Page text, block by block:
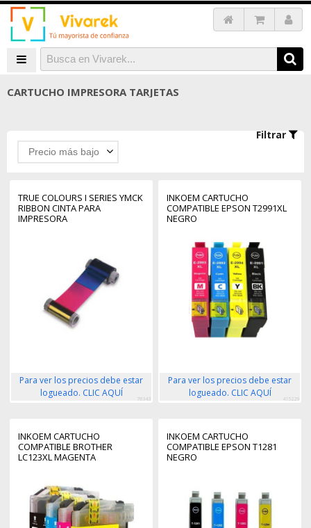
CARTUCHO IMPRESORA TARJETAS
Filtrar
Precio más bajo
TRUE COLOURS I SERIES YMCK
RIBBON CINTA PARA
IMPRESORA
Para ver los precios debe estar
logueado. CLIC AQUÍ
78343
INKOEM CARTUCHO
COMPATIBLE EPSON T2991XL
NEGRO
Para ver los precios debe estar
logueado. CLIC AQUÍ
415229
INKOEM CARTUCHO
COMPATIBLE BROTHER
LC123XL MAGENTA
INKOEM CARTUCHO
COMPATIBLE EPSON T1281
NEGRO